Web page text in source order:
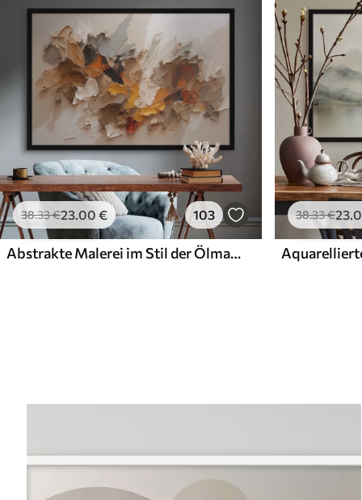
38.33€23.00 € 103
Abstrakte Malerei im Stil der Ölmalerei
38.33€23